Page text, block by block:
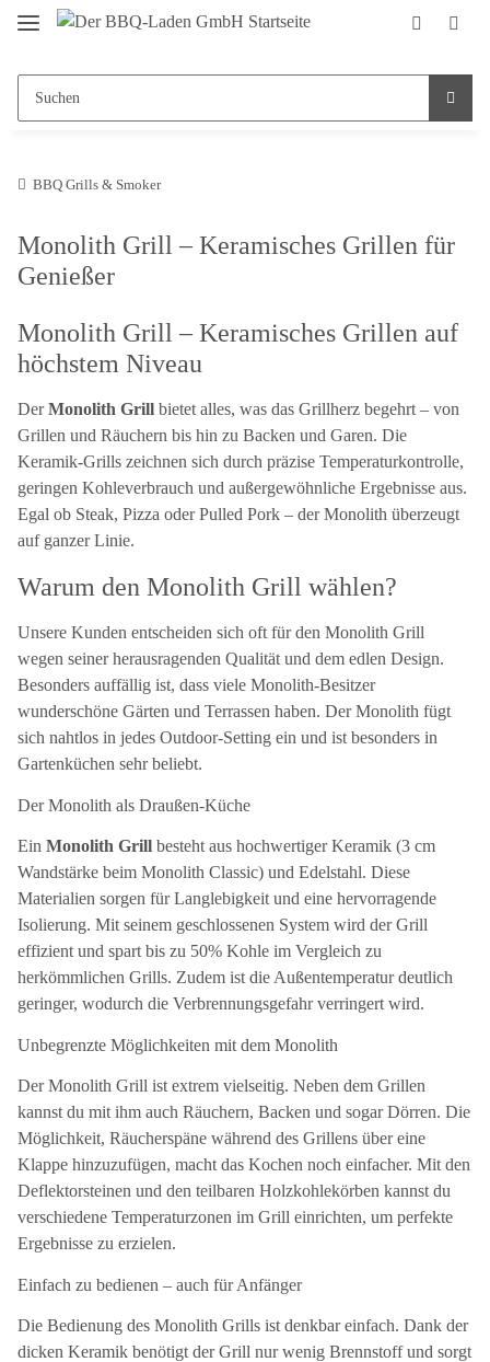
BBQ Grills & Smoker
Monolith Grill – Keramisches Grillen für
Genießer
Monolith Grill – Keramisches Grillen auf
höchstem Niveau
DerMonolith Grill bietet alles, was das Grillherz begehrt – von
Grillen und Räuchern bis hin zu Backen und Garen. Die
Keramik-Grills zeichnen sich durch präzise Temperaturkontrolle,
geringen Kohleverbrauch und außergewöhnliche Ergebnisse aus.
Egal ob Steak, Pizza oder Pulled Pork – der Monolith überzeugt
auf ganzer Linie.
Warum den Monolith Grill wählen?
Unsere Kunden entscheiden sich oft für den Monolith Grill
wegen seiner herausragenden Qualität und dem edlen Design.
Besonders auffällig ist, dass viele Monolith-Besitzer
wunderschöne Gärten und Terrassen haben. Der Monolith fügt
sich nahtlos in jedes Outdoor-Setting ein und ist besonders in
Gartenküchen sehr beliebt.
Der Monolith als Draußen-Küche
Ein Monolith Grill besteht aus hochwertiger Keramik (3 cm
Wandstärke beim Monolith Classic) und Edelstahl. Diese
Materialien sorgen für Langlebigkeit und eine hervorragende
Isolierung. Mit seinem geschlossenen System wird der Grill
effizient und spart bis zu 50% Kohle im Vergleich zu
herkömmlichen Grills. Zudem ist die Außentemperatur deutlich
geringer, wodurch die Verbrennungsgefahr verringert wird.
Unbegrenzte Möglichkeiten mit dem Monolith
Der Monolith Grill ist extrem vielseitig. Neben dem Grillen
kannst du mit ihm auch Räuchern, Backen und sogar Dörren. Die
Möglichkeit, Räucherspäne während des Grillens über eine
Klappe hinzuzufügen, macht das Kochen noch einfacher. Mit den
Deflektorsteinen und den teilbaren Holzkohlekörben kannst du
verschiedene Temperaturzonen im Grill einrichten, um perfekte
Ergebnisse zu erzielen.
Einfach zu bedienen – auch für Anfänger
Die Bedienung des Monolith Grills ist denkbar einfach. Dank der
dicken Keramik benötigt der Grill nur wenig Brennstoff und sorgt